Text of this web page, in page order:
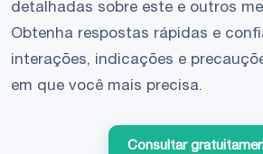
detalhadas sobre este e outros
Obtenha respostas rápidas e
interações, indicações e
em que você mais precisa.
Consultar